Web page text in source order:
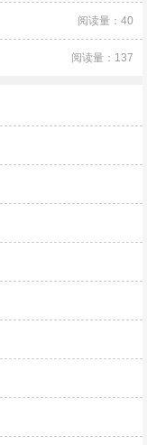
阅读量：40
阅读量：137